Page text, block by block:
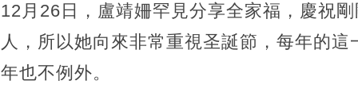
12月26日，盧靖姍罕見分享全家福，慶祝
人，所以她向來非常重視圣誕節，每年的
年也不例外。